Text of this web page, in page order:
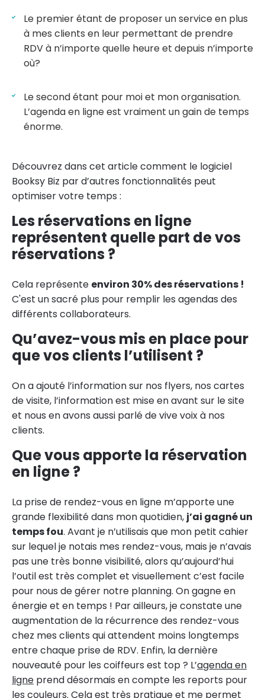
Le premier étant de proposer un service en plus
à mes clients en leur permettant de prendre
RDV à n’importe quelle heure et depuis n’importe
où?
Le second étant pour moi et mon organisation.
L’agenda en ligne est vraiment un gain de temps
énorme.
Découvrez dans cet article comment le logiciel
Booksy Biz par d’autres fonctionnalités peut
optimiser votre temps :
Les réservations en ligne
représentent quelle part de vos
réservations ?
Cela représente environ 30% des réservations !
C'est un sacré plus pour remplir les agendas des
différents collaborateurs.
Qu’avez-vous mis en place pour
que vos clients l’utilisent ?
On a ajouté l’information sur nos flyers, nos cartes
de visite, l’information est mise en avant sur le site
et nous en avons aussi parlé de vive voix à nos
clients.
Que vous apporte la réservation
en ligne ?
La prise de rendez-vous en ligne m’apporte une
grande flexibilité dans mon quotidien, j’ai gagné un
temps fou. Avant je n’utilisais que mon petit cahier
sur lequel je notais mes rendez-vous, mais je n’avais
pas une très bonne visibilité, alors qu’aujourd’hui
l’outil est très complet et visuellement c’est facile
pour nous de gérer notre planning. On gagne en
énergie et en temps ! Par ailleurs, je constate une
augmentation de la récurrence des rendez-vous
chez mes clients qui attendent moins longtemps
entre chaque prise de RDV. Enfin, la dernière
nouveauté pour les coiffeurs est top ? L’agenda en
ligne prend désormais en compte les reports pour
les couleurs. Cela est très pratique et me permet